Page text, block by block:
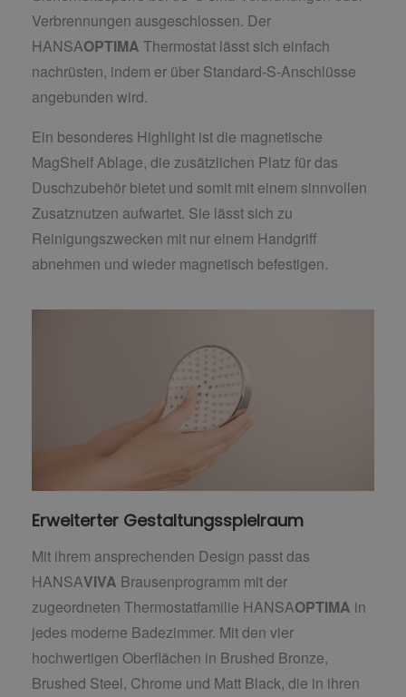
Verbrennungen ausgeschlossen. Der
HANSAOPTIMA Thermostat lässt sich einfach
nachrüsten, indem er über Standard-S-Anschlüsse
angebunden wird.
Ein besonderes Highlight ist die magnetische
MagShelf Ablage, die zusätzlichen Platz für das
Duschzubehör bietet und somit mit einem sinnvollen
Zusatznutzen aufwartet. Sie lässt sich zu
Reinigungszwecken mit nur einem Handgriff
abnehmen und wieder magnetisch befestigen.
Erweiterter Gestaltungsspielraum
Mit ihrem ansprechenden Design passt das
HANSAVIVA Brausenprogramm mit der
zugeordneten Thermostatfamilie HANSAOPTIMA in
jedes moderne Badezimmer. Mit den vier
hochwertigen Oberflächen in Brushed Bronze,
Brushed Steel, Chrome und Matt Black, die in ihren